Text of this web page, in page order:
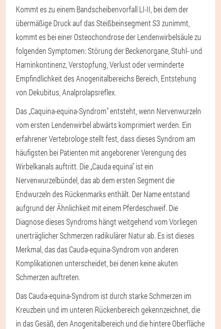
Kommt es zu einem Bandscheibenvorfall LI-II, bei dem der
übermäßige Druck auf das Steißbeinsegment S3 zunimmt,
kommt es bei einer Osteochondrose der Lendenwirbelsäule zu
folgenden Symptomen: Störung der Beckenorgane, Stuhl- und
Harninkontinenz, Verstopfung, Verlust oder verminderte
Empfindlichkeit des Anogenitalbereichs Bereich, Entstehung
von Dekubitus, Analprolapsreflex.
Das „Caquina-equina-Syndrom" entsteht, wenn Nervenwurzeln
vom ersten Lendenwirbel abwärts komprimiert werden. Ein
erfahrener Vertebrologe stellt fest, dass dieses Syndrom am
häufigsten bei Patienten mit angeborener Verengung des
Wirbelkanals auftritt. Die „Cauda equina" ist ein
Nervenwurzelbündel, das ab dem ersten Segment die
Endwurzeln des Rückenmarks enthält. Der Name entstand
aufgrund der Ähnlichkeit mit einem Pferdeschweif. Die
Diagnose dieses Syndroms hängt weitgehend vom Vorliegen
unerträglicher Schmerzen radikulärer Natur ab. Es ist dieses
Merkmal, das das Cauda-equina-Syndrom von anderen
Komplikationen unterscheidet, bei denen keine akuten
Schmerzen auftreten.
Das Cauda-equina-Syndrom ist durch starke Schmerzen im
Kreuzbein und im unteren Rückenbereich gekennzeichnet, die
in das Gesäß, den Anogenitalbereich und die hintere Oberfläche